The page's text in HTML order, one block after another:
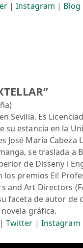
|Instagram | Blog
Sevilla. Es
su estancia en la
José María
se traslada a
de Disseny i
los premios Ei!
and Art Directors
faceta de autor de
gráfica.
| Twitter | Instagram